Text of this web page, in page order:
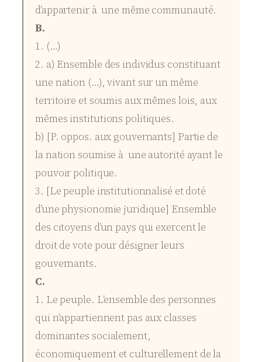
d’appartenir à une même communauté.
B.
1. (…)
2. a) Ensemble des individus constituant
une nation (…), vivant sur un même
territoire et soumis aux mêmes lois, aux
mêmes institutions politiques.
b) [P. oppos. aux gouvernants] Partie de
la nation soumise à une autorité ayant le
pouvoir politique.
3. [Le peuple institutionnalisé et doté
d’une physionomie juridique] Ensemble
des citoyens d’un pays qui exercent le
droit de vote pour désigner leurs
gouvernants.
C.
1. Le peuple. L’ensemble des personnes
qui n’appartiennent pas aux classes
dominantes socialement,
économiquement et culturellement de la